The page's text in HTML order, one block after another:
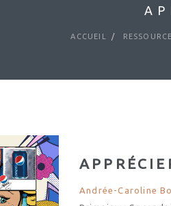
ACCUEIL
Andrée-Caroline